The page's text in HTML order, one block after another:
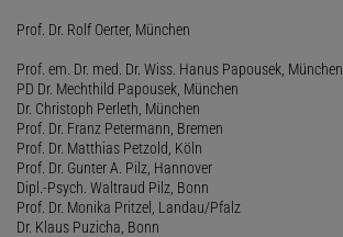
Prof. Dr. Rolf Oerter, München
Prof. em. Dr. med. Dr. Wiss. Hanus Papousek, München
PD Dr. Mechthild Papousek, München
Dr. Christoph Perleth, München
Prof. Dr. Franz Petermann, Bremen
Prof. Dr. Matthias Petzold, Köln
Prof. Dr. Gunter A. Pilz, Hannover
Dipl.-Psych. Waltraud Pilz, Bonn
Prof. Dr. Monika Pritzel, Landau/Pfalz
Dr. Klaus Puzicha, Bonn